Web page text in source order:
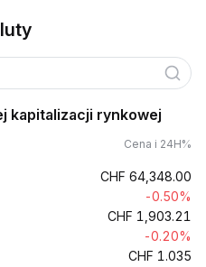
kapitalizacji rynkowej
Cena i 24H%
CHF 64,348.00
-0.50%
CHF 1,903.21
-0.20%
CHF 1.035